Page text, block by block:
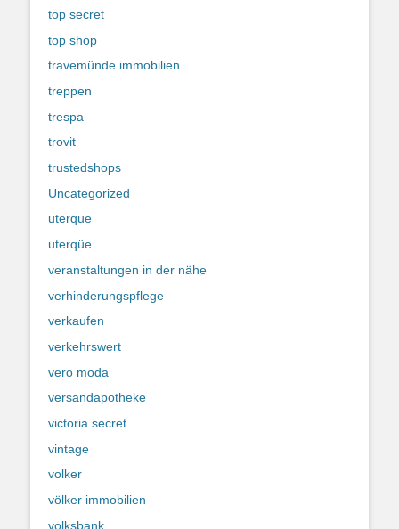
top secret
top shop
travemünde immobilien
treppen
trespa
trovit
trustedshops
Uncategorized
uterque
uterqüe
veranstaltungen in der nähe
verhinderungspflege
verkaufen
verkehrswert
vero moda
versandapotheke
victoria secret
vintage
volker
völker immobilien
volksbank